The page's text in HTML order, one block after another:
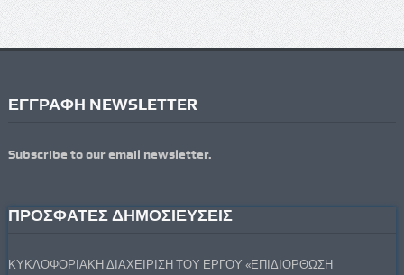
ΕΓΓΡΑΦΗ NEWSLETTER
Subscribe to our email newsletter.
ΠΡΟΣΦΑΤΕΣ ΔΗΜΟΣΙΕΥΣΕΙΣ
ΚΥΚΛΟΦΟΡΙΑΚΗ ΔΙΑΧΕΙΡΙΣΗ ΤΟΥ ΕΡΓΟΥ «ΕΠΙΔΙΟΡΘΩΣΗ